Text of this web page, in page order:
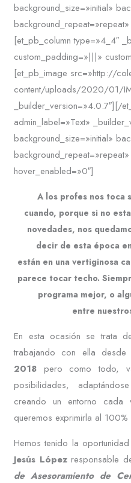
background_size=»initial»
[et_pb_column type=»4_4″
custom_padding=»|||»
[et_pb_image src=»http://
content/uploads/2020/01/
_builder_version=»4.0.7″][/
admin_label=»Text»
background_size=»initial»
hover_enabled=»0″]
A los profes nos toca
cuando, porque si no
novedades, nos
decir de esta época
están en una vertiginosa
parece tocar techo.
programa mejor, o
entre
En esta ocasión se trata
trabajando con ella desde
2018 pero como todo,
posibilidades,
creando un entorno cada
queremos exprimirla al
Hemos tenido la
Jesús Lópezresponsable
de Asesoramiento de